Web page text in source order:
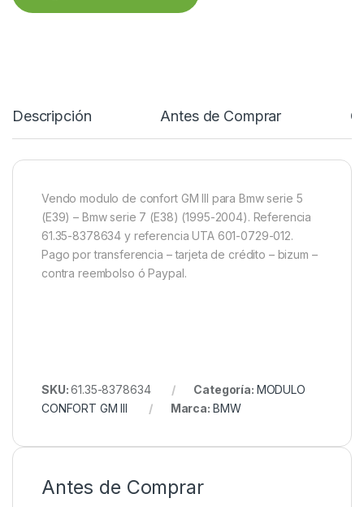
Descripción Antes de Comprar
Vendo modulo de confort GM III para Bmw serie 5
(E39) – Bmw serie 7 (E38) (1995-2004). Referencia
61.35-8378634 y referencia UTA 601-0729-012.
Pago por transferencia – tarjeta de crédito – bizum –
contra reembolso ó Paypal.
SKU:61.35-8378634 Categoría: MODULO
CONFORT GM III
Marca: BMW
Antes de Comprar